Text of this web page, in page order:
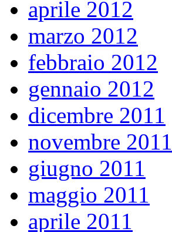
aprile 2012
marzo 2012
febbraio 2012
gennaio 2012
dicembre 2011
novembre 2011
giugno 2011
maggio 2011
aprile 2011